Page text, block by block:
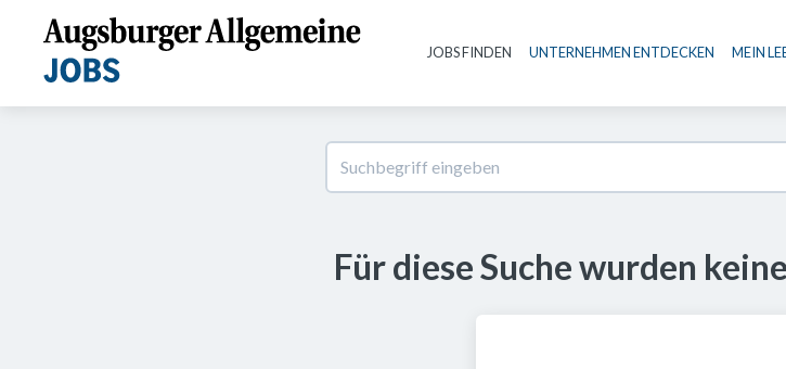
JOBS FINDEN UNTERNEHMEN ENTDECKEN MEIN
Für diese Suche wurden